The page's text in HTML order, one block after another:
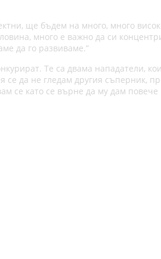
ще бъдем на много, много
много е важно да си
да го развиваме.”
Те са двама нападатели,
да не гледам другия съперник,
се като се върне да му дам